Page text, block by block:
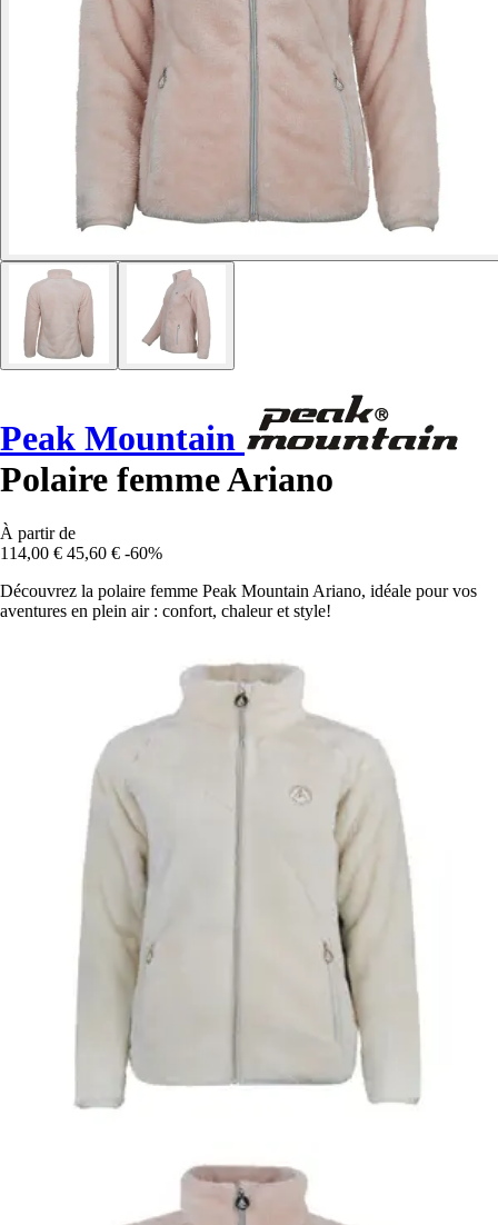
Peak Mountain
Polaire femme Ariano
À partir de
114,00 € 45,60 € -60%
Découvrez la polaire femme Peak Mountain Ariano, idéale pour vos
aventures en plein air : confort, chaleur et style!